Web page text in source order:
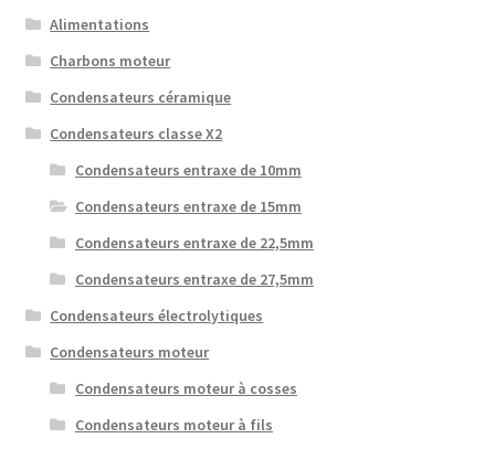
Alimentations
Charbons moteur
Condensateurs céramique
Condensateurs classe X2
Condensateurs entraxe de 10mm
Condensateurs entraxe de 15mm
Condensateurs entraxe de 22,5mm
Condensateurs entraxe de 27,5mm
Condensateurs électrolytiques
Condensateurs moteur
Condensateurs moteur à cosses
Condensateurs moteur à fils